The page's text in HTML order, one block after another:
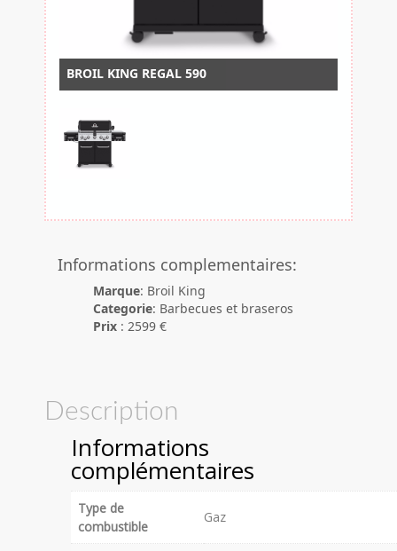
BROIL KING REGAL 590
Informations complementaires:
Marque: Broil King
Categorie: Barbecues et braseros
Prix : 2599 €
Description
Informations
complémentaires
Type de
combustible
Gaz